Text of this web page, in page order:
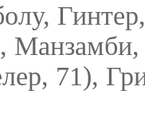
71),